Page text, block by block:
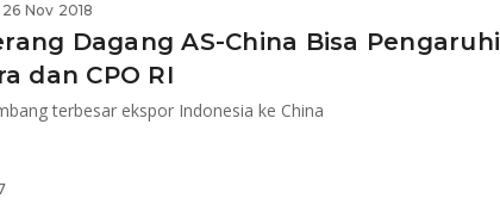
Dagang AS-China Bisa Pengaruhi
dan CPO RI
terbesar ekspor Indonesia ke China
26 Nov 2018